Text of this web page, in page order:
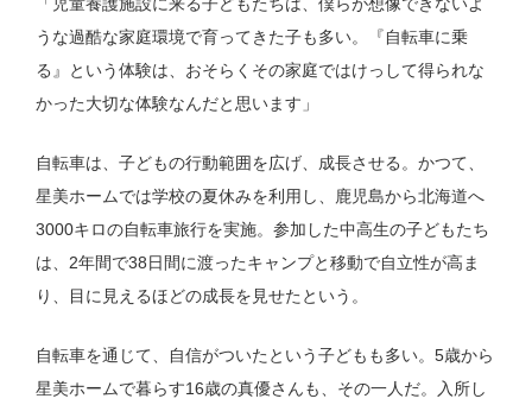
うな過酷な家庭環境で育ってきた子も多い。『自転車に乗
る』という体験は、おそらくその家庭ではけっして得られな
かった大切な体験なんだと思います」
自転車は、子どもの行動範囲を広げ、成長させる。かつて、
星美ホームでは学校の夏休みを利用し、鹿児島から北海道へ
3000キロの自転車旅行を実施。参加した中高生の子どもたち
は、2年間で38日間に渡ったキャンプと移動で自立性が高ま
り、目に見えるほどの成長を見せたという。
自転車を通じて、自信がついたという子どもも多い。5歳から
星美ホームで暮らす16歳の真優さんも、その一人だ。入所し